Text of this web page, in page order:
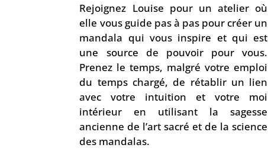
Rejoignez Louise pour un atelier où
elle vous guide pas à pas pour créer un
mandala qui vous inspire et qui est
une source de pouvoir pour vous.
Prenez le temps, malgré votre emploi
du temps chargé, de rétablir un lien
avec votre intuition et votre moi
intérieur en utilisant la sagesse
ancienne de l’art sacré et de la science
des mandalas.